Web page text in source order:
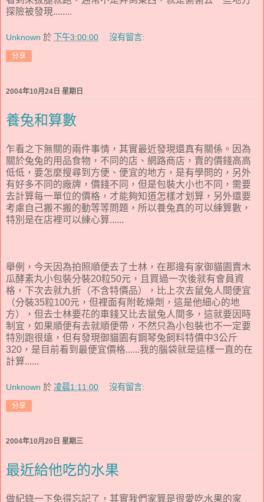
探險被發現........
Unknown 於 下午3:00:00 沒有留言:
分享
2004年10月24日 星期日
養兔和算數
乍看之下無關的兩件事情，其實最近發現還真有關係。因為
關於兔兔的用品食物，不同的店、網路商店，賣的價錢高高
低低，要怎麼搜尋到方便、便宜的地方，是有學問的，另外
有好多不同的廠牌，價錢不同，但是包裝大小也不同，需要
去計算每一單位的價格，才能夠知道怎樣才划算，另外還要
考慮自己搬不搬的動等等問題，所以養兔真的可以練算數，
特別是在店裡可以練心算......
舉例，今天因為拍照順便去了士林，在那邊有家御貓園賣木
瓜酵素丸小包裝分裝20粒50元，且買過一次後就有會員資
格，下次去就九折（不含特價品），比上次去鼠兔人間便宜
（分裝35粒100元，但裡面有附乾燥劑，這是他細心的地
方），但去士林要花的車錢又比去鼠兔人間多，這就要因時
制宜，如果順便有去就順便帶，不然只為小包裝也不一定要
特別跑很遠，但有發現御貓園有鋼琴兔飼料特價中3公斤
320，是目前看到最便宜價格......我的腦袋就是這樣一直的在
計算......
Unknown 於 凌晨1:11:00 沒有留言:
分享
2004年10月20日 星期三
最近給他吃的水果
做紀錄一下免得忘記了，其實我們家算是很愛吃水果的家